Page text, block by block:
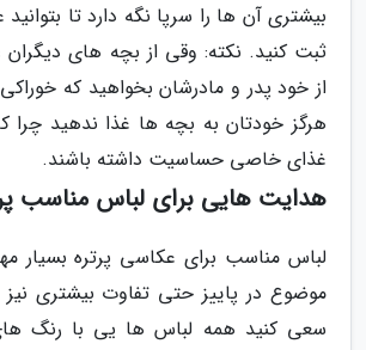
بیشتری آن ها را سرپا نگه دارد تا
ثبت کنید. نکته: وقی از بچه های
از خود پدر و مادرشان بخواهید که خوراکی
هرگز خودتان به بچه ها غذا ندهید
غذای خاصی حساسیت داشته باشند.
هدایت هایی برای لباس مناسب
لباس مناسب برای عکاسی پرتره بسیار
موضوع در پاییز حتی تفاوت بیشتری نیز
سعی کنید همه لباس ها یی با رنگ